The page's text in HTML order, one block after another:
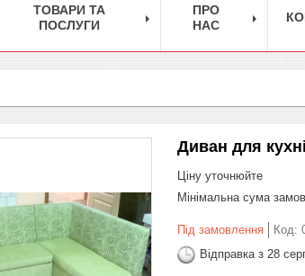
ТОВАРИ ТА
ПОСЛУГИ
ПРО
НАС
Диван для
Ціну уточнюйте
Мінімальна сума
Під замовлення Код:
Відправка з 28